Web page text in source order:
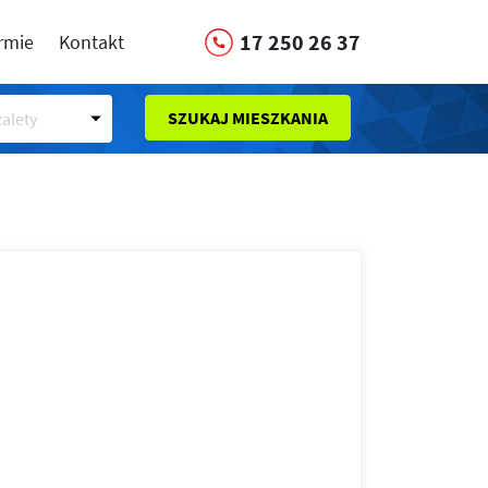
Kontakt 17 250 26 37
SZUKAJ MIESZKANIA